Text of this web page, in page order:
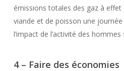
émissions totales des gaz à effet
viande et de poisson une
l’impact de l’activité des hommes
4 – Faire des économies